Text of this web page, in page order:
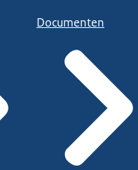
Documenten